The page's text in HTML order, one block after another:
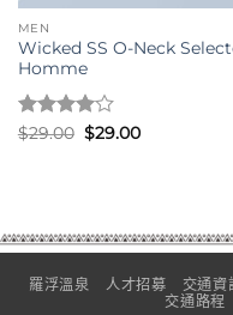
MEN
Wicked SS O-Neck
Homme
評分4
$29.00 原
始
$29.00目
羅浮溫泉 人才招募 交通資
交通路程